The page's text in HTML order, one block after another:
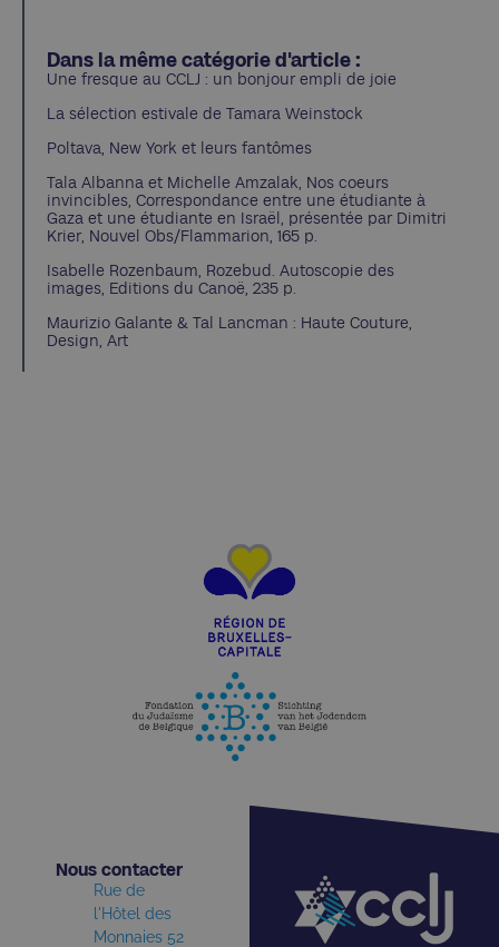
Dans la même catégorie d'article :
Une fresque au CCLJ : un bonjour empli de joie
La sélection estivale de Tamara Weinstock
Poltava, New York et leurs fantômes
Tala Albanna et Michelle Amzalak, Nos coeurs
invincibles, Correspondance entre une étudiante à
Gaza et une étudiante en Israël, présentée par Dimitri
Krier, Nouvel Obs/Flammarion, 165 p.
Isabelle Rozenbaum, Rozebud. Autoscopie des
images, Editions du Canoë, 235 p.
Maurizio Galante & Tal Lancman : Haute Couture,
Design, Art
Nous contacter​
Rue de
l'Hôtel des
Monnaies 52